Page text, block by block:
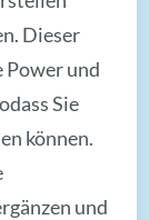
Dieser
Power und
Sie
können.
und